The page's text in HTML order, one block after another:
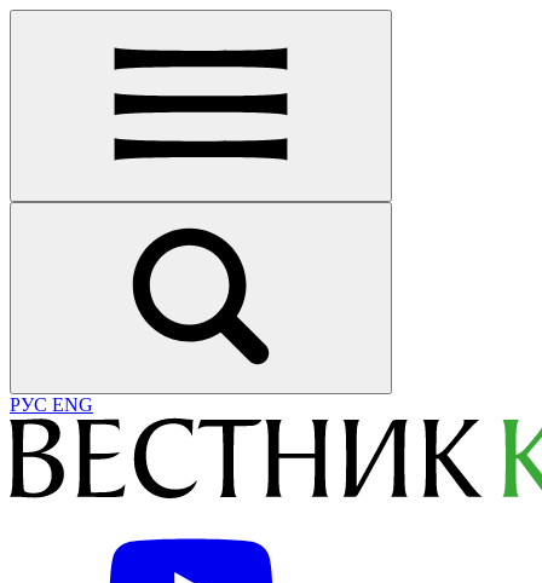
РУС ENG